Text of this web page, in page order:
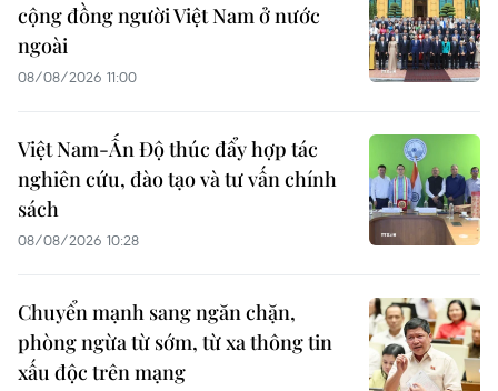
cộng đồng người Việt Nam ở nước
ngoài
08/08/2026 11:00
Việt Nam-Ấn Độ thúc đẩy hợp tác
nghiên cứu, đào tạo và tư vấn chính
sách
08/08/2026 10:28
Chuyển mạnh sang ngăn chặn,
phòng ngừa từ sớm, từ xa thông tin
xấu độc trên mạng